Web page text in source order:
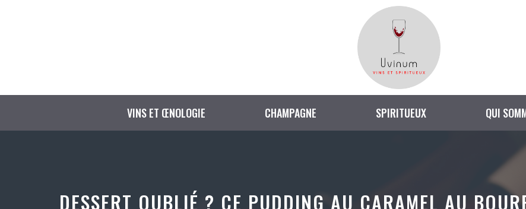
VINS ET ŒNOLOGIE CHAMPAGNE SPIRITUEUX QUI
DESSERT OUBLIÉ ? CE PUDDING AU CARAMEL AU